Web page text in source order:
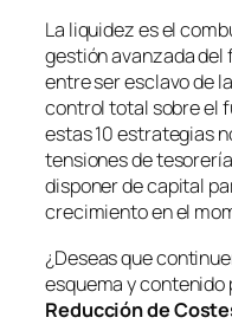
La liquidez es el
gestión avanzada del
entre ser esclavo de
control total sobre el
estas 10 estrategias
tensiones de
disponer de capital
crecimiento en el
¿Deseas que
esquema y contenido
Reducción de